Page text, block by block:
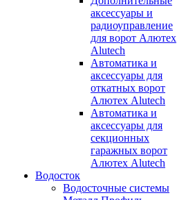
аксессуары и
радиоуправление
для ворот Алютех
Alutech
Автоматика и
аксессуары для
откатных ворот
Алютех Alutech
Автоматика и
аксессуары для
секционных
гаражных ворот
Алютех Alutech
Водосток
Водосточные системы